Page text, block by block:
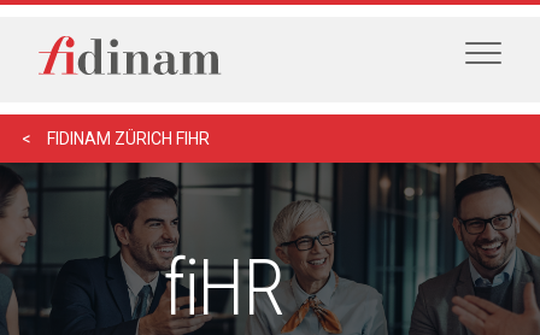
FIDINAM ZÜRICH FIHR
fiHR